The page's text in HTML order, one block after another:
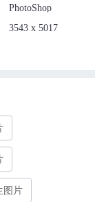
PhotoShop
3543 x 5017
图片